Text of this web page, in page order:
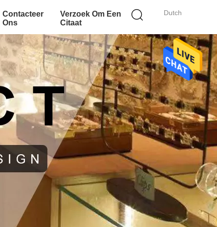
Dutch
Contacteer
Ons
Verzoek Om Een
Citaat